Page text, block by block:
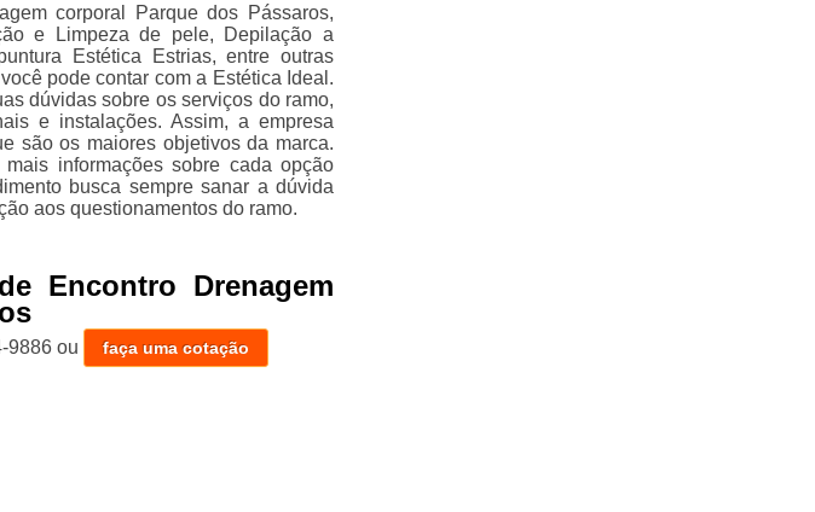
corporal Parque dos Pássaros,
e Limpeza de pele, Depilação a
Estética Estrias, entre outras
pode contar com a Estética Ideal.
dúvidas sobre os serviços do ramo,
e instalações. Assim, a empresa
são os maiores objetivos da marca.
informações sobre cada opção
busca sempre sanar a dúvida
aos questionamentos do ramo.
Encontro Drenagem
9886 ou faça uma cotação